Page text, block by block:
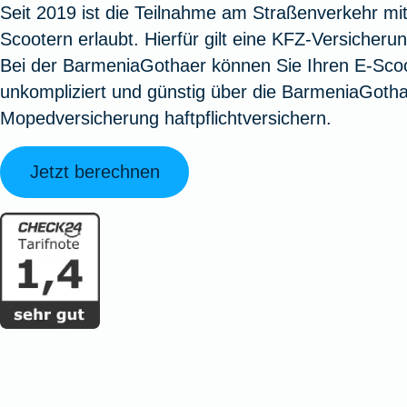
Oldtimerversicherung
Zur Produktübersicht
Rundum-
Jagd- und
Augenzusatzversicherung
Zur Produktübersicht
Zur
Vermögensschadenversicherung
Cyber-Versicherung
Zur Produktübersicht
Spezialversicherungen
Filmversicherung
Zur Serviceübersicht
Seit 2019 ist die Teilnahme am Straßenverkehr
Scootern erlaubt. Hierfür gilt eine KFZ-
Bei der BarmeniaGothaer können Sie Ihren E-
unkompliziert und günstig über die
Mopedversicherung haftpflichtversichern.
Jetzt berechnen